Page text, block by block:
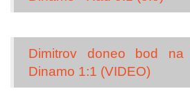
Dimitrov doneo bod
Dinamo 1:1 (VIDEO)